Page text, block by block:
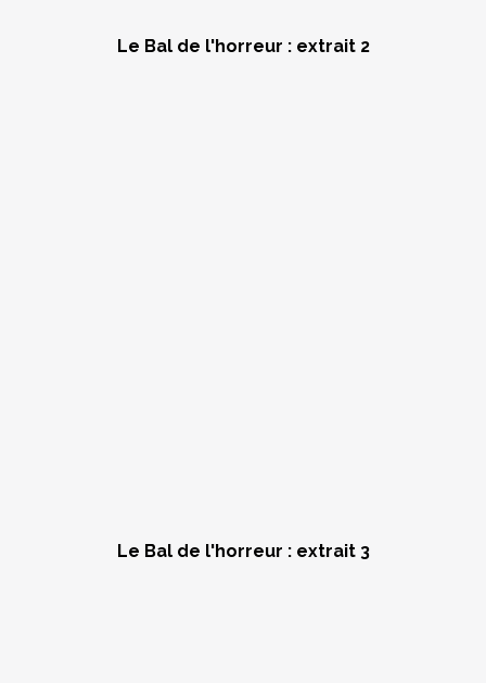
Le Bal de l'horreur : extrait 2
Le Bal de l'horreur : extrait 3